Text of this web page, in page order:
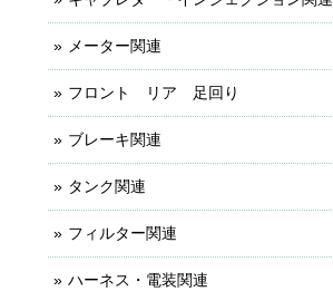
メーター関連
フロント リア 足回り
ブレーキ関連
タンク関連
フィルター関連
ハーネス・電装関連